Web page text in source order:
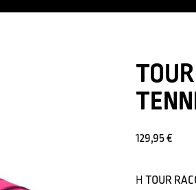
129,95€
Η TOUR